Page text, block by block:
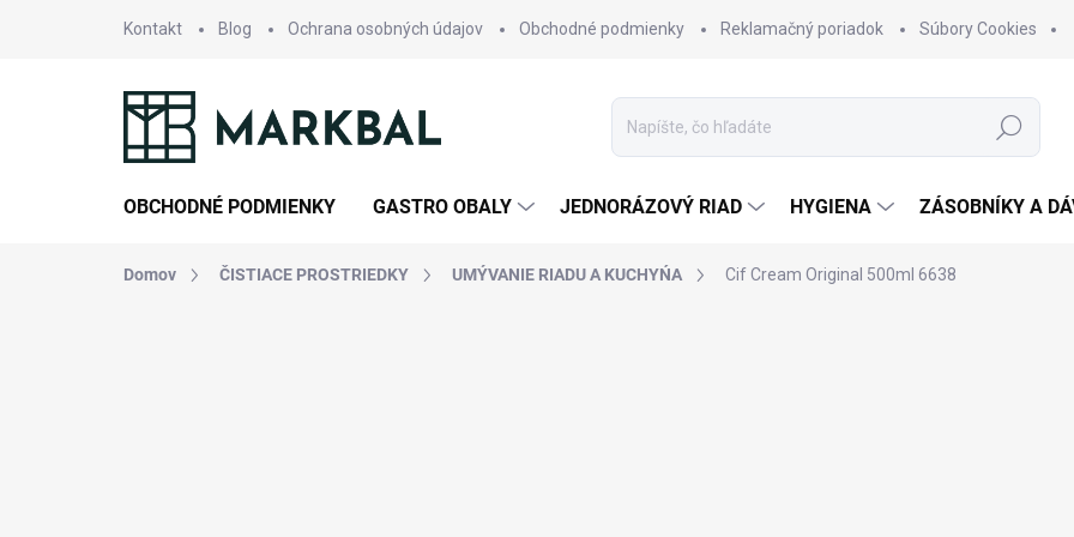
Kontakt Blog Ochrana osobných údajov Obchodné podmienky Reklamačný poriadok Súbory Cookies
Hľadať
OBCHODNÉ PODMIENKY GASTRO OBALY JEDNORÁZOVÝ RIAD HYGIENA ZÁSOBNÍKY A
Domov ČISTIACE PROSTRIEDKY UMÝVANIE RIADU A KUCHYŃA Cif Cream Original 500ml 6638